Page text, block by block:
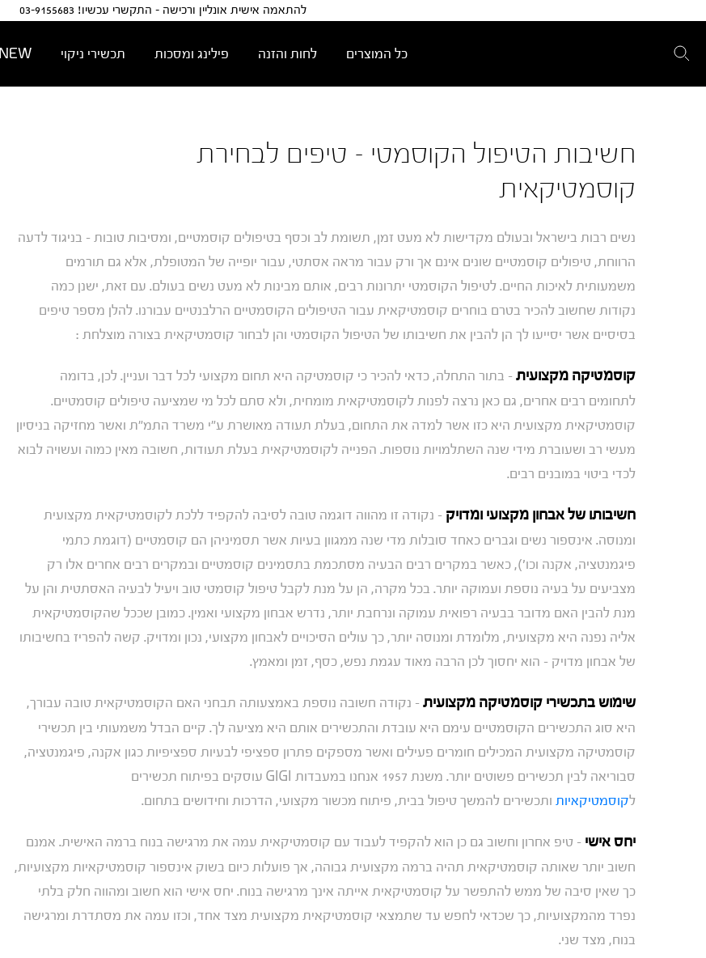
להתאמה אישית אונליין ורכישה - התקשרי עכשיו! 03-9155683
כל המוצרים לחות והזנה פילינג ומסכות תכשירי ניקוי NEW
חשיבות הטיפול הקוסמטי – טיפים לבחירת
קוסמטיקאית
נשים רבות בישראל ובעולם מקדישות לא מעט זמן, תשומת לב וכסף בטיפולים קוסמטיים, ומסיבות טובות – בניגוד לדעה
הרווחת, טיפולים קוסמטיים שונים אינם אך ורק עבור מראה אסתטי, עבור יופייה של המטופלת, אלא גם תורמים
משמעותית לאיכות החיים. לטיפול הקוסמטי יתרונות רבים, אותם מבינות לא מעט נשים בעולם. עם זאת, ישנן כמה
נקודות שחשוב להכיר בטרם בוחרים קוסמטיקאית עבור הטיפולים הקוסמטיים הרלבנטיים עבורנו. להלן מספר טיפים
בסיסיים אשר יסייעו לך הן להבין את חשיבותו של הטיפול הקוסמטי והן לבחור קוסמטיקאית בצורה מוצלחת :
קוסמטיקה מקצועית – בתור התחלה, כדאי להכיר כי קוסמטיקה היא תחום מקצועי לכל דבר ועניין. לכן, בדומה
לתחומים רבים אחרים, גם כאן נרצה לפנות לקוסמטיקאית מומחית, ולא סתם לכל מי שמציעה טיפולים קוסמטיים.
קוסמטיקאית מקצועית היא כזו אשר למדה את התחום, בעלת תעודה מאושרת ע"י משרד התמ"ת ואשר מחזיקה בניסיון
מעשי רב ושעוברת מידי שנה השתלמויות נוספות. הפנייה לקוסמטיקאית בעלת תעודות, חשובה מאין כמוה ועשויה לבוא
לכדי ביטוי במובנים רבים.
חשיבותו של אבחון מקצועי ומדויק – נקודה זו מהווה דוגמה טובה לסיבה להקפיד ללכת לקוסמטיקאית מקצועית
ומנוסה. אינספור נשים וגברים כאחד סובלות מדי שנה ממגוון בעיות אשר תסמיניהן הם קוסמטיים (דוגמת כתמי
פיגמנטציה, אקנה וכו'), כאשר במקרים רבים הבעיה מסתכמת בתסמינים קוסמטיים ובמקרים רבים אחרים אלו רק
מצביעים על בעיה נוספת ועמוקה יותר. בכל מקרה, הן על מנת לקבל טיפול קוסמטי טוב ויעיל לבעיה האסתטית והן על
מנת להבין האם מדובר בבעיה רפואית עמוקה ונרחבת יותר, נדרש אבחון מקצועי ואמין. כמובן שככל שהקוסמטיקאית
אליה נפנה היא מקצועית, מלומדת ומנוסה יותר, כך עולים הסיכויים לאבחון מקצועי, נכון ומדויק. קשה להפריז בחשיבותו
של אבחון מדויק – הוא יחסוך לכן הרבה מאוד עגמת נפש, כסף, זמן ומאמץ.
שימוש בתכשירי קוסמטיקה מקצועית – נקודה חשובה נוספת באמצעותה תבחני האם הקוסמטיקאית טובה עבורך,
היא סוג התכשירים הקוסמטיים עימם היא עובדת והתכשירים אותם היא מציעה לך. קיים הבדל משמעותי בין תכשירי
קוסמטיקה מקצועית המכילים חומרים פעילים ואשר מספקים פתרון ספציפי לבעיות ספציפיות כגון אקנה, פיגמנטציה,
סבוריאה לבין תכשירים פשוטים יותר. משנת 1957 אנחנו במעבדות GIGI עוסקים בפיתוח תכשירים
לקוסמטיקאיות ותכשירים להמשך טיפול בבית, פיתוח מכשור מקצועי, הדרכות וחידושים בתחום.
יחס אישי – טיפ אחרון וחשוב גם כן הוא להקפיד לעבוד עם קוסמטיקאית עמה את מרגישה בנוח ברמה האישית. אמנם
חשוב יותר שאותה קוסמטיקאית תהיה ברמה מקצועית גבוהה, אך פועלות כיום בשוק אינספור קוסמטיקאיות מקצועיות,
כך שאין סיבה של ממש להתפשר על קוסמטיקאית אייתה אינך מרגישה בנוח. יחס אישי הוא חשוב ומהווה חלק בלתי
נפרד מהמקצועיות, כך שכדאי לחפש עד שתמצאי קוסמטיקאית מקצועית מצד אחד, וכזו עמה את מסתדרת ומרגישה
בנוח, מצד שני.